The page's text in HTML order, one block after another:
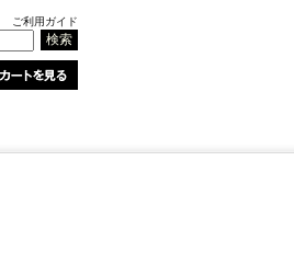
ご利用ガイド